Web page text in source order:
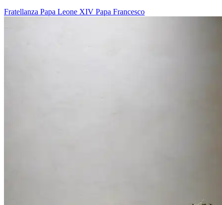
Fratellanza Papa Leone XIV Papa Francesco